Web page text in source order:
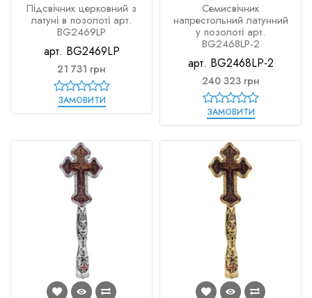
Підсвічник церковний з
латуні в позолоті арт.
BG2469LP
арт. BG2469LP
21 731 грн
ЗАМОВИТИ
Семисвічник
напрестольний латунний
у позолоті арт.
BG2468LP-2
арт. BG2468LP-2
240 323 грн
ЗАМОВИТИ